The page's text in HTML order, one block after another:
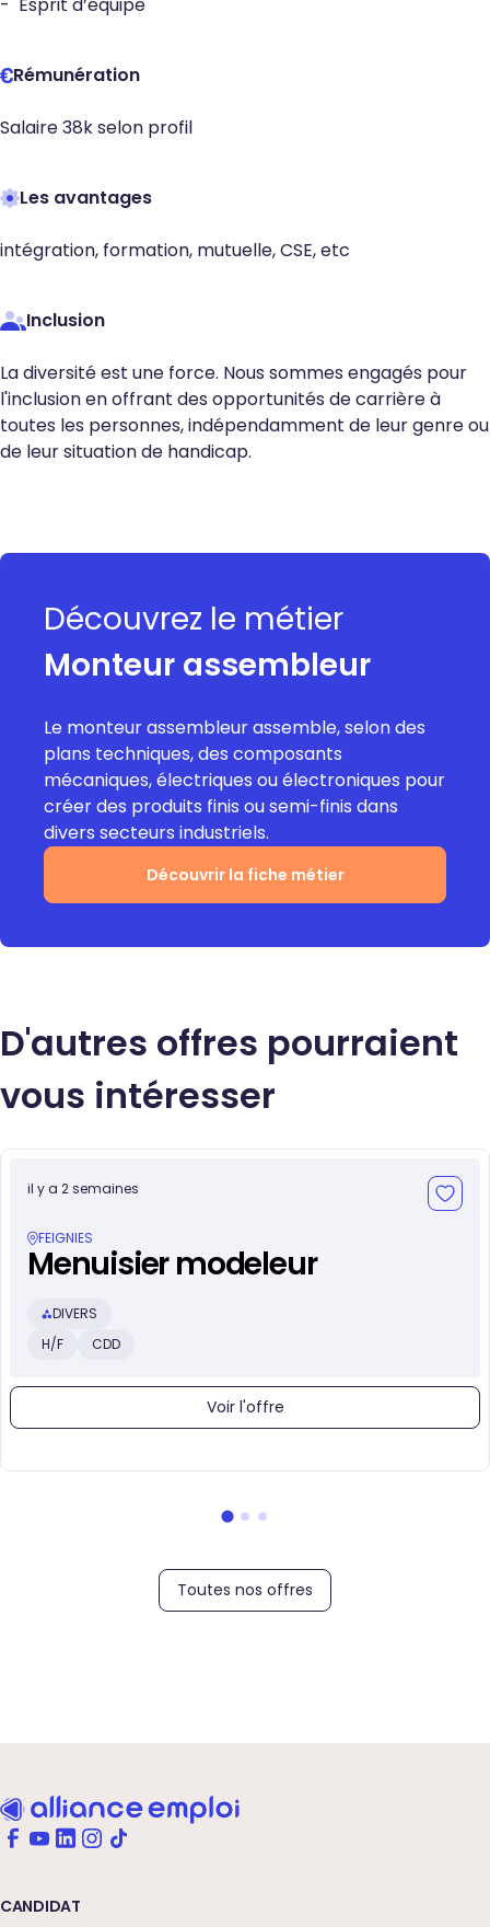
Rémunération
Salaire 38k selon profil
Les avantages
intégration, formation, mutuelle, CSE, etc
Inclusion
La diversité est une force. Nous sommes engagés pour
l'inclusion en offrant des opportunités de carrière à
toutes les personnes, indépendamment de leur genre ou
de leur situation de handicap.
Découvrez le métier
Monteur assembleur
Le monteur assembleur assemble, selon des
plans techniques, des composants
mécaniques, électriques ou électroniques pour
créer des produits finis ou semi-finis dans
divers secteurs industriels.
Découvrir la fiche métier
D'autres offres pourraient
vous intéresser
il y a 2 semaines
FEIGNIES
Menuisier modeleur
DIVERS
H/F
CDD
Voir l'offre
Toutes nos offres
CANDIDAT